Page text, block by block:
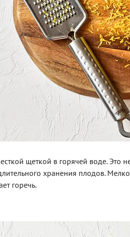
щеткой в горячей воде. Это
хранения плодов.
горечь.